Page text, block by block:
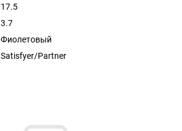
17.5
3.7
Фиолетовый
Satisfyer/Partner